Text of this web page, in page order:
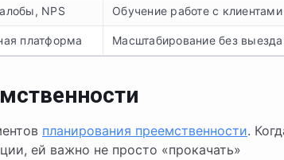
NPS Обучение работе с клиентами
платформа Масштабирование без выезда
планирования преемственности.
ей важно не просто «прокачать»